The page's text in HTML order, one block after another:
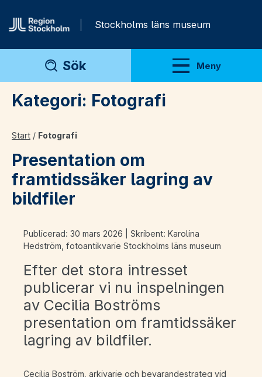
Stockholms läns museum
Sök Meny
Visa meny
Kategori: Fotografi
Start / Fotografi
Presentation om
framtidssäker lagring av
bildfiler
Publicerad: 30 mars 2026 | Skribent: Karolina
Hedström, fotoantikvarie Stockholms läns museum
Efter det stora intresset
publicerar vi nu inspelningen
av Cecilia Boströms
presentation om framtidssäker
lagring av bildfiler.
Cecilia Boström, arkivarie och bevarandestrateg vid